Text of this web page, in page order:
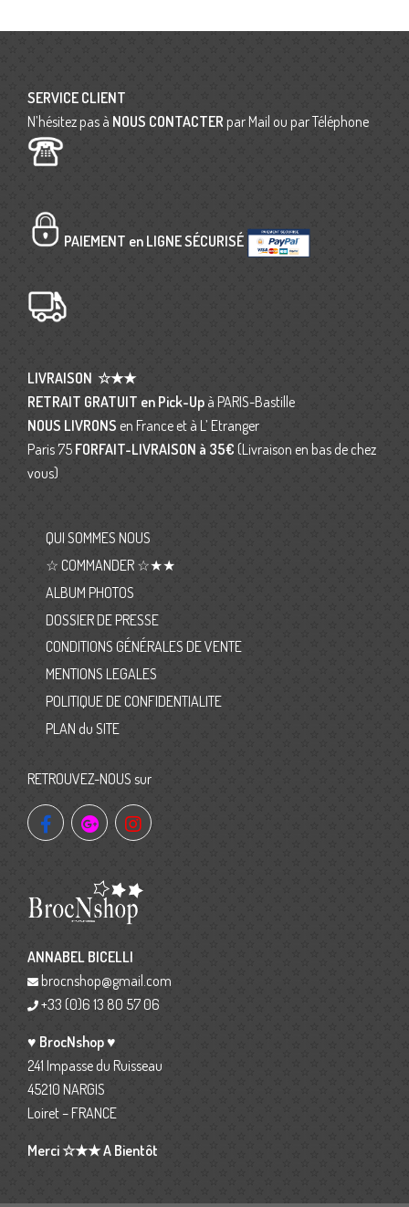
SERVICE CLIENT
N’hésitez pas à NOUS CONTACTER par Mail ou par Téléphone
PAIEMENT en LIGNE SÉCURISÉ
LIVRAISON ☆★★
RETRAIT GRATUIT en Pick-Up à PARIS-Bastille
NOUS LIVRONS en France et à L’ Etranger
Paris 75 FORFAIT-LIVRAISON à 35€ (Livraison en bas de chez
vous)
QUI SOMMES NOUS
☆ COMMANDER ☆★★
ALBUM PHOTOS
DOSSIER DE PRESSE
CONDITIONS GÉNÉRALES DE VENTE
MENTIONS LEGALES
POLITIQUE DE CONFIDENTIALITE
PLAN du SITE
RETROUVEZ-NOUS sur
ANNABEL BICELLI
brocnshop@gmail.com
+33 (0)6 13 80 57 06
♥ BrocNshop ♥
241 Impasse du Ruisseau
45210 NARGIS
Loiret – FRANCE
Merci ☆★★ A Bientôt